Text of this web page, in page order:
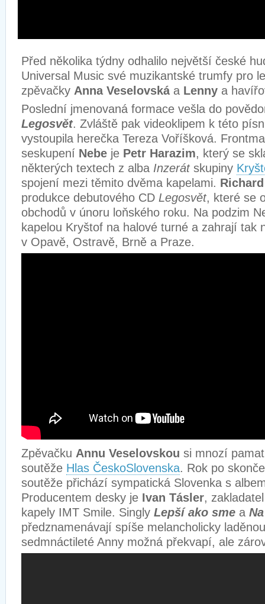
Před několika týdny odhalilo největší české
Universal Music své muzikantské trumfy pro
zpěvačky Anna Veselovská a Lenny a
Poslední jmenovaná formace vešla do po
Legosvět. Zvláště pak videoklipem k této
vystoupila herečka Tereza Voříšková.
seskupení Nebe je Petr Harazim, který se
některých textech z alba Inzerát skupiny
spojení mezi těmito dvěma kapelami.
produkce debutového CD Legosvět, které se
obchodů v únoru loňského roku. Na podzim
kapelou Kryštof na halové turné a zahrají tak
v Opavě, Ostravě, Brně a Praze.
Zpěvačku Annu Veselovskou si mnozí
soutěže Hlas ČeskoSlovenska. Rok po
soutěže přichází sympatická Slovenka s
Producentem desky je Ivan Tásler,
kapely IMT Smile. Singly Lepší ako sme a
předznamenávají spíše melancholicky
sedmnáctileté Anny možná překvapí, ale